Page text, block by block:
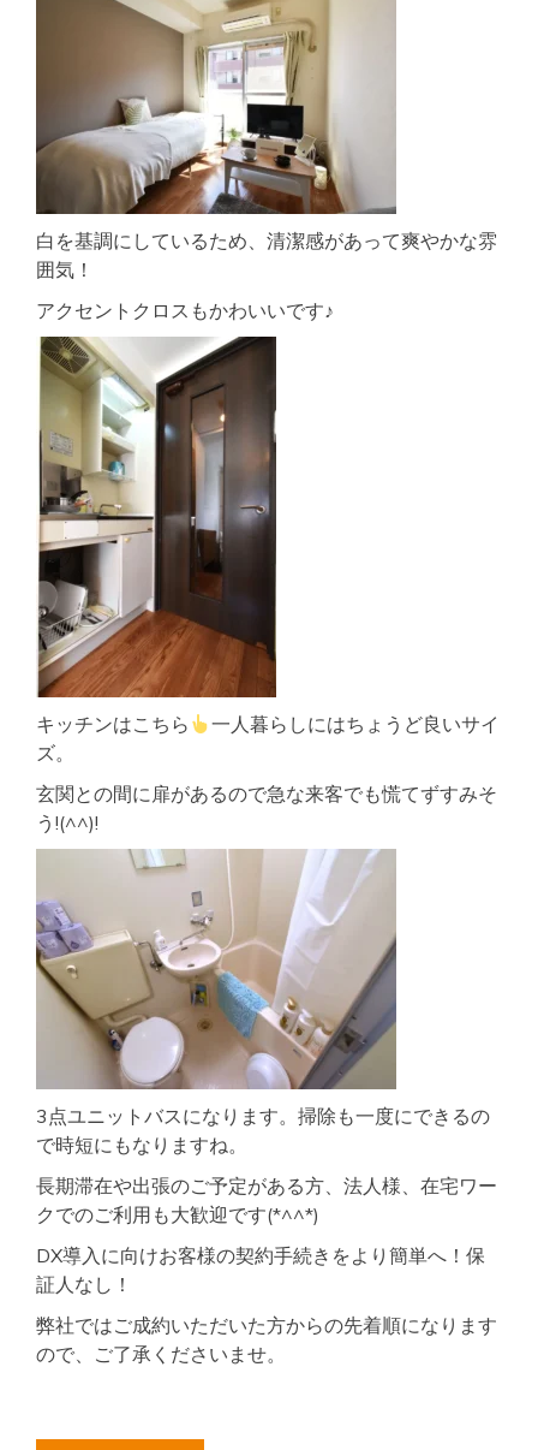
白を基調にしているため、清潔感があって爽やかな雰
囲気！
アクセントクロスもかわいいです♪
キッチンはこちら
一人暮らしにはちょうど良いサイ
ズ。
玄関との間に扉があるので急な来客でも慌てずすみそ
う!(^^)!
3点ユニットバスになります。掃除も一度にできるの
で時短にもなりますね。
長期滞在や出張のご予定がある方、法人様、在宅ワー
クでのご利用も大歓迎です(*^^*)
DX導入に向けお客様の契約手続きをより簡単へ！保
証人なし！
弊社ではご成約いただいた方からの先着順になります
ので、ご了承くださいませ。